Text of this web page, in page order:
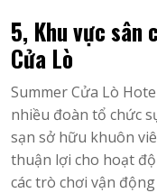
5, Khu vực sân
Cửa Lò
Summer Cửa Lò
nhiều đoàn tổ chức
sạn sở hữu khuôn
thuận lợi cho hoạt
các trò chơi vận